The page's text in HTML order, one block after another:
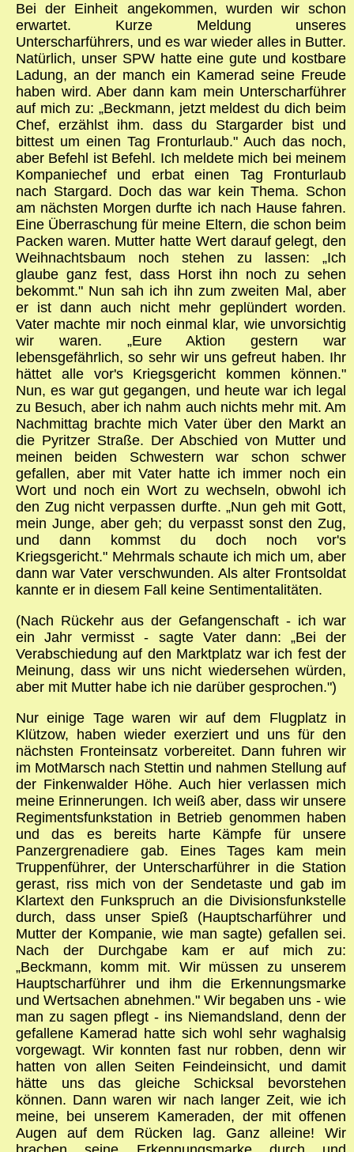
Bei der Einheit angekommen, wurden wir schon
erwartet. Kurze Meldung unseres
Unterscharführers, und es war wieder alles in Butter.
Natürlich, unser SPW hatte eine gute und kostbare
Ladung, an der manch ein Kamerad seine Freude
haben wird. Aber dann kam mein Unterscharführer
auf mich zu: „Beckmann, jetzt meldest du dich beim
Chef, erzählst ihm. dass du Stargarder bist und
bittest um einen Tag Fronturlaub." Auch das noch,
aber Befehl ist Befehl. Ich meldete mich bei meinem
Kompaniechef und erbat einen Tag Fronturlaub
nach Stargard. Doch das war kein Thema. Schon
am nächsten Morgen durfte ich nach Hause fahren.
Eine Überraschung für meine Eltern, die schon beim
Packen waren. Mutter hatte Wert darauf gelegt, den
Weihnachtsbaum noch stehen zu lassen: „Ich
glaube ganz fest, dass Horst ihn noch zu sehen
bekommt." Nun sah ich ihn zum zweiten Mal, aber
er ist dann auch nicht mehr geplündert worden.
Vater machte mir noch einmal klar, wie unvorsichtig
wir waren. „Eure Aktion gestern war
lebensgefährlich, so sehr wir uns gefreut haben. Ihr
hättet alle vor's Kriegsgericht kommen können."
Nun, es war gut gegangen, und heute war ich legal
zu Besuch, aber ich nahm auch nichts mehr mit. Am
Nachmittag brachte mich Vater über den Markt an
die Pyritzer Straße. Der Abschied von Mutter und
meinen beiden Schwestern war schon schwer
gefallen, aber mit Vater hatte ich immer noch ein
Wort und noch ein Wort zu wechseln, obwohl ich
den Zug nicht verpassen durfte. „Nun geh mit Gott,
mein Junge, aber geh; du verpasst sonst den Zug,
und dann kommst du doch noch vor's
Kriegsgericht." Mehrmals schaute ich mich um, aber
dann war Vater verschwunden. Als alter Frontsoldat
kannte er in diesem Fall keine Sentimentalitäten.
(Nach Rückehr aus der Gefangenschaft - ich war
ein Jahr vermisst - sagte Vater dann: „Bei der
Verabschiedung auf den Marktplatz war ich fest der
Meinung, dass wir uns nicht wiedersehen würden,
aber mit Mutter habe ich nie darüber gesprochen.")
Nur einige Tage waren wir auf dem Flugplatz in
Klützow, haben wieder exerziert und uns für den
nächsten Fronteinsatz vorbereitet. Dann fuhren wir
im Mot­Marsch nach Stettin und nahmen Stellung auf
der Finkenwalder Höhe. Auch hier verlassen mich
meine Erinnerungen. Ich weiß aber, dass wir unsere
Regimentsfunkstation in Betrieb genommen haben
und das es bereits harte Kämpfe für unsere
Panzergrenadiere gab. Eines Tages kam mein
Truppenführer, der Unterscharführer in die Station
gerast, riss mich von der Sendetaste und gab im
Klartext den Funkspruch an die Divisionsfunkstelle
durch, dass unser Spieß (Hauptscharführer und
Mutter der Kompanie, wie man sagte) gefallen sei.
Nach der Durchgabe kam er auf mich zu:
„Beckmann, komm mit. Wir müssen zu unserem
Hauptscharführer und ihm die Erkennungsmarke
und Wertsachen abnehmen." Wir begaben uns - wie
man zu sagen pflegt - ins Niemandsland, denn der
gefallene Kamerad hatte sich wohl sehr waghalsig
vorgewagt. Wir konnten fast nur robben, denn wir
hatten von allen Seiten Feindeinsicht, und damit
hätte uns das gleiche Schicksal bevorstehen
können. Dann waren wir nach langer Zeit, wie ich
meine, bei unserem Kameraden, der mit offenen
Augen auf dem Rücken lag. Ganz alleine! Wir